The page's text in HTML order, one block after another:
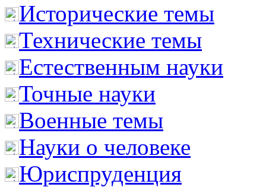
Исторические темы
Технические темы
Естественным науки
Точные науки
Военные темы
Науки о человеке
Юриспруденция